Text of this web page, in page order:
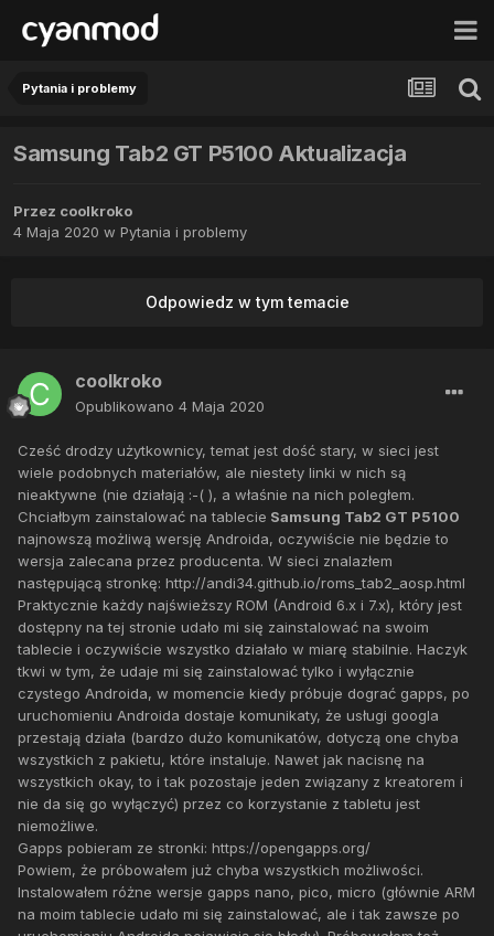
Pytania i problemy
Samsung Tab2 GT P5100 Aktualizacja
Przez coolkroko
4 Maja 2020 w Pytania i problemy
Odpowiedz w tym temacie
coolkroko
Opublikowano 4 Maja 2020
Cześć drodzy użytkownicy, temat jest dość stary, w sieci jest
wiele podobnych materiałów, ale niestety linki w nich są
nieaktywne (nie działają :-( ), a właśnie na nich poległem.
Chciałbym zainstalować na tablecie Samsung Tab2 GT P5100
najnowszą możliwą wersję Androida, oczywiście nie będzie to
wersja zalecana przez producenta. W sieci znalazłem
następującą stronkę: http://andi34.github.io/roms_tab2_aosp.html
Praktycznie każdy najświeższy ROM (Android 6.x i 7.x), który jest
dostępny na tej stronie udało mi się zainstalować na swoim
tablecie i oczywiście wszystko działało w miarę stabilnie. Haczyk
tkwi w tym, że udaje mi się zainstalować tylko i wyłącznie
czystego Androida, w momencie kiedy próbuje dograć gapps, po
uruchomieniu Androida dostaje komunikaty, że usługi googla
przestają działa (bardzo dużo komunikatów, dotyczą one chyba
wszystkich z pakietu, które instaluje. Nawet jak nacisnę na
wszystkich okay, to i tak pozostaje jeden związany z kreatorem i
nie da się go wyłączyć) przez co korzystanie z tabletu jest
niemożliwe.
Gapps pobieram ze stronki: https://opengapps.org/
Powiem, że próbowałem już chyba wszystkich możliwości.
Instalowałem różne wersje gapps nano, pico, micro (głównie ARM
na moim tablecie udało mi się zainstalować, ale i tak zawsze po